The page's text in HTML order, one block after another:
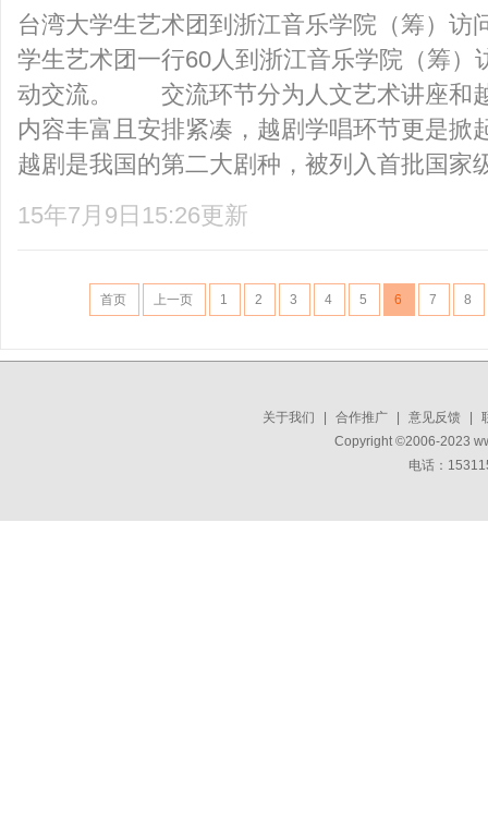
台湾大学生艺术团到浙江音乐学院（筹）
学生艺术团一行60人到浙江音乐学院（筹）
动交流。 交流环节分为人文艺术讲座和
内容丰富且安排紧凑，越剧学唱环节更是掀
越剧是我国的第二大剧种，被列入首批国家
15年7月9日15:26更新
首页 上一页 1 2 3 4 5 6 7 8
关于我们 合作推广 意见反馈
Copyright ©2006-2023
电话：